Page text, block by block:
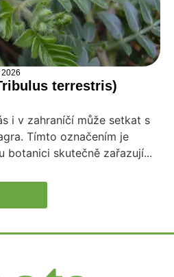
terrestris)
i v zahraníčí může setkat s
Tímto označením je
botanici skutečně zařazují...